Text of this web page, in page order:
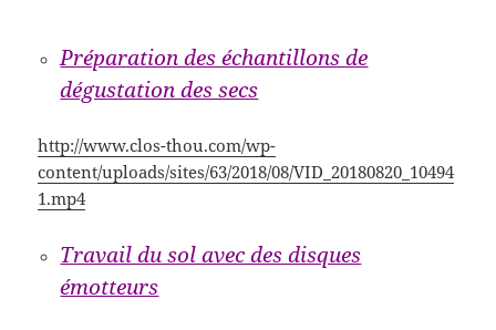
Préparation des échantillons de
dégustation des secs
http://www.clos-thou.com/wp-
content/uploads/sites/63/2018/08/VID_20180820_10494
1.mp4
Travail du sol avec des disques
émotteurs